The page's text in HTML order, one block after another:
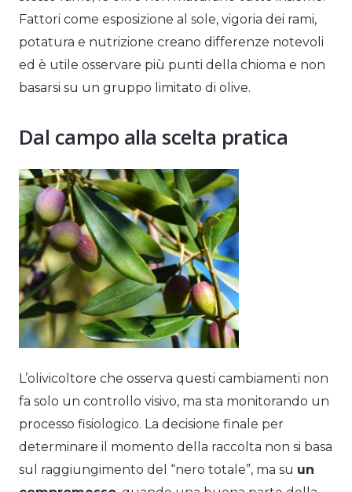
Fattori come esposizione al sole, vigoria dei rami,
potatura e nutrizione creano differenze notevoli
ed è utile osservare più punti della chioma e non
basarsi su un gruppo limitato di olive.
Dal campo alla scelta pratica
L’olivicoltore che osserva questi cambiamenti non
fa solo un controllo visivo, ma sta monitorando un
processo fisiologico. La decisione finale per
determinare il momento della raccolta non si basa
sul raggiungimento del “nero totale”, ma su un